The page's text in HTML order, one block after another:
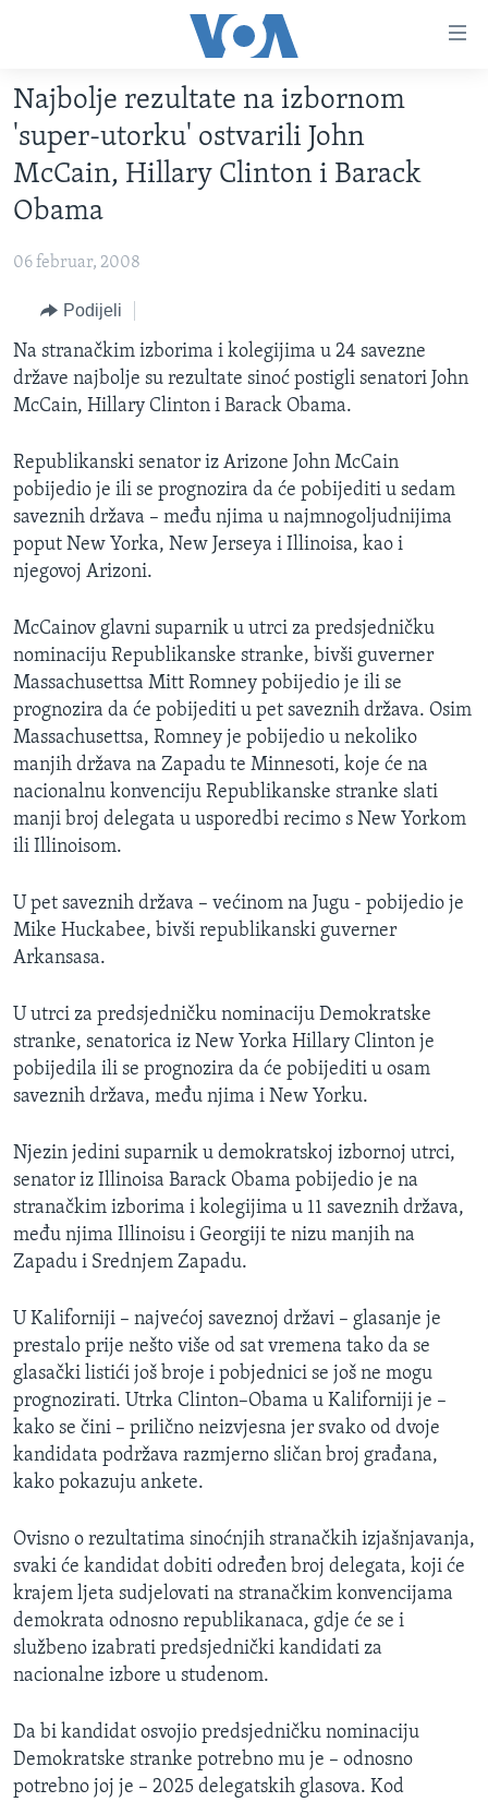
glavni
sadržaj
Pređi
na
glavnu
Idi
pretragu
TV PROGRAM
VIDEO
FOTOGRAFIJE DANA
SJEDINJENE AMERIČKE DRŽAVE
BOSNA I HERCEGOVINA
SVIJET
NAUKA I TEHNOLOGIJA
SPECIJALNI PROJEKTI
KORUPCIJA
SLOBODA MEDIJA
IZBJEGLIČKA STRANA
MAGAZIN
O GLASU AMERIKE
PRATITE NAS
Jezici
Najbolje rezultate na izbornom
'super-utorku' ostvarili John
McCain, Hillary Clinton i Barack
Obama
06 februar, 2008
Podijeli
Na stranačkim izborima i kolegijima u 24 savezne
države najbolje su rezultate sinoć postigli senatori John
McCain, Hillary Clinton i Barack Obama.
Republikanski senator iz Arizone John McCain
pobijedio je ili se prognozira da će pobijediti u sedam
saveznih država – među njima u najmnogoljudnijima
poput New Yorka, New Jerseya i Illinoisa, kao i
njegovoj Arizoni.
McCainov glavni suparnik u utrci za predsjedničku
nominaciju Republikanske stranke, bivši guverner
Massachusettsa Mitt Romney pobijedio je ili se
prognozira da će pobijediti u pet saveznih država. Osim
Massachusettsa, Romney je pobijedio u nekoliko
manjih država na Zapadu te Minnesoti, koje će na
nacionalnu konvenciju Republikanske stranke slati
manji broj delegata u usporedbi recimo s New Yorkom
ili Illinoisom.
U pet saveznih država – većinom na Jugu - pobijedio je
Mike Huckabee, bivši republikanski guverner
Arkansasa.
U utrci za predsjedničku nominaciju Demokratske
stranke, senatorica iz New Yorka Hillary Clinton je
pobijedila ili se prognozira da će pobijediti u osam
saveznih država, među njima i New Yorku.
Njezin jedini suparnik u demokratskoj izbornoj utrci,
senator iz Illinoisa Barack Obama pobijedio je na
stranačkim izborima i kolegijima u 11 saveznih država,
među njima Illinoisu i Georgiji te nizu manjih na
Zapadu i Srednjem Zapadu.
U Kaliforniji – najvećoj saveznoj državi – glasanje je
prestalo prije nešto više od sat vremena tako da se
glasački listići još broje i pobjednici se još ne mogu
prognozirati. Utrka Clinton–Obama u Kaliforniji je –
kako se čini – prilično neizvjesna jer svako od dvoje
kandidata podržava razmjerno sličan broj građana,
kako pokazuju ankete.
Ovisno o rezultatima sinoćnjih stranačkih izjašnjavanja,
svaki će kandidat dobiti određen broj delegata, koji će
krajem ljeta sudjelovati na stranačkim konvencijama
demokrata odnosno republikanaca, gdje će se i
službeno izabrati predsjednički kandidati za
nacionalne izbore u studenom.
Da bi kandidat osvojio predsjedničku nominaciju
Demokratske stranke potrebno mu je – odnosno
potrebno joj je – 2025 delegatskih glasova. Kod